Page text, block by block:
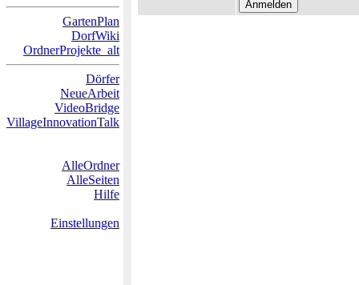
GartenPlan
DorfWiki
OrdnerProjekte_alt
Dörfer
NeueArbeit
VideoBridge
VillageInnovationTalk
AlleOrdner
AlleSeiten
Hilfe
Einstellungen